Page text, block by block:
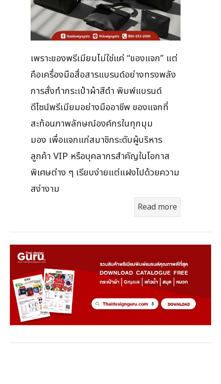
เพราะของพรีเมียมไม่ใช่แค่ “ของแจก” แต่
คือเครื่องมือสื่อสารแบรนด์อย่างทรงพลัง
การสั่งทำกระเป๋าผ้าสีดำ พิมพ์แบรนด์
ดีไซน์พรีเมียมอย่างมืออาชีพ ของแจกที่
สะท้อนภาพลักษณ์องค์กรในทุกมุม
มอง เพื่อแจกแก่สมาชิกระดับผู้บริหาร
ลูกค้า VIP หรือบุคลากรสำคัญในโอกาส
พิเศษต่าง ๆ เรียบง่ายแต่แฝงไปด้วยความ
สง่างาม
Read more